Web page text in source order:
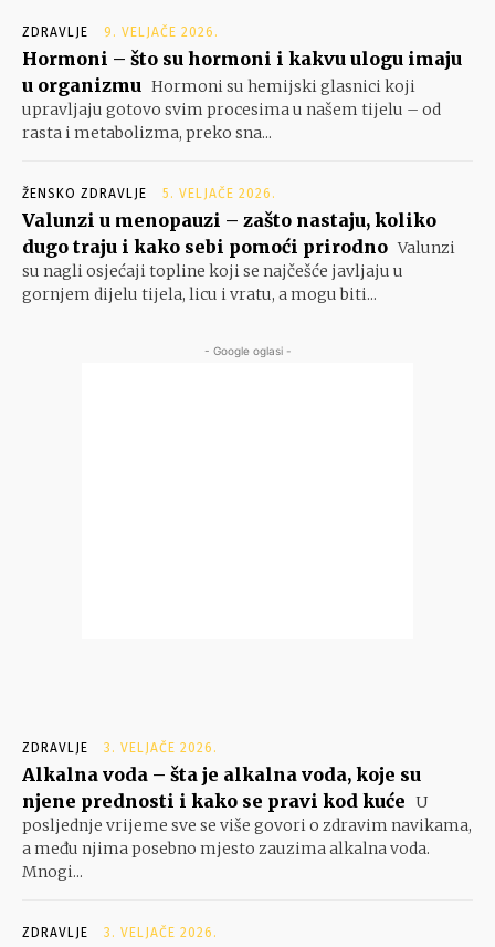
ZDRAVLJE 9. VELJAČE 2026.
Hormoni – što su hormoni i kakvu ulogu imaju
u organizmu Hormoni su hemijski glasnici koji
upravljaju gotovo svim procesima u našem tijelu – od
rasta i metabolizma, preko sna...
ŽENSKO ZDRAVLJE 5. VELJAČE 2026.
Valunzi u menopauzi – zašto nastaju, koliko
dugo traju i kako sebi pomoći prirodno Valunzi
su nagli osjećaji topline koji se najčešće javljaju u
gornjem dijelu tijela, licu i vratu, a mogu biti...
- Google oglasi -
ZDRAVLJE 3. VELJAČE 2026.
Alkalna voda – šta je alkalna voda, koje su
njene prednosti i kako se pravi kod kuće U
posljednje vrijeme sve se više govori o zdravim navikama,
a među njima posebno mjesto zauzima alkalna voda.
Mnogi...
ZDRAVLJE 3. VELJAČE 2026.